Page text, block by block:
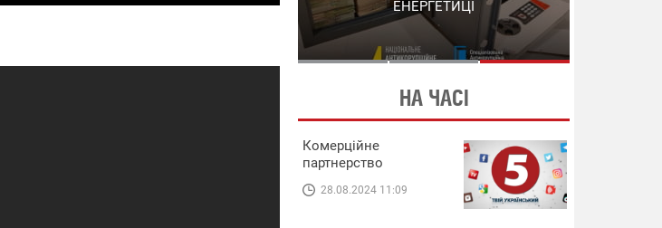
СХЕМИ В ЕНЕРГЕТИЦІ
ЕНЕРГЕТИЦІ
НА ЧАСІ
Комерційне
партнерство
28.08.2024 11:09